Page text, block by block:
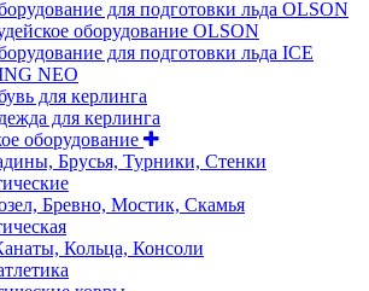
для подготовки льда OLSON
оборудование OLSON
для подготовки льда ICE
NEO
для керлинга
для керлинга
оборудование
Брусья, Турники, Стенки
Бревно, Мостик, Скамья
Кольца, Консоли